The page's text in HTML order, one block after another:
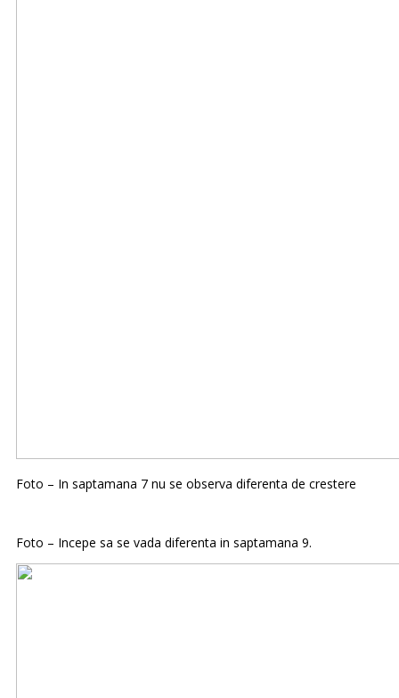
Foto – In saptamana 7 nu se observa diferenta de crestere
Foto – Incepe sa se vada diferenta in saptamana 9.